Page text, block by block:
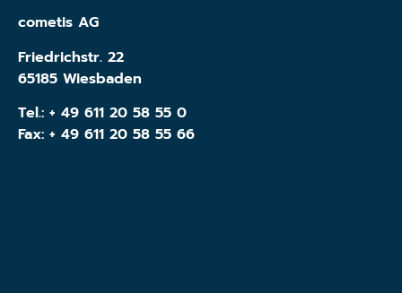
cometis AG
Friedrichstr. 22
65185 Wiesbaden
Tel.: + 49 611 20 58 55 0
Fax: + 49 611 20 58 55 66